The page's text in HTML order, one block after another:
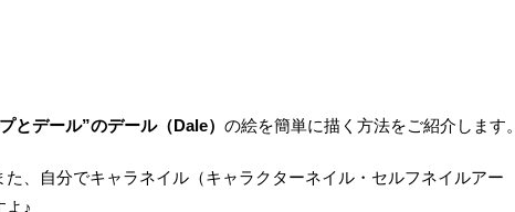
とデール”のデール（Dale） の絵を簡単に描く方法をご紹介します。
、自分でキャラネイル（キャラクターネイル・セルフネイルアー
よ♪